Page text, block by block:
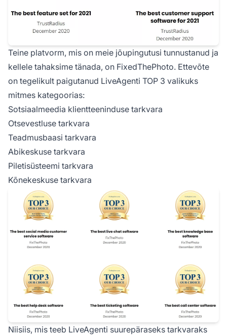
Teine platvorm, mis on meie jõupingutusi tunnustanud ja
kellele tahaksime tänada, on FixedThePhoto. Ettevõte
on tegelikult paigutanud LiveAgenti TOP 3 valikuks
mitmes kategoorias:
Sotsiaalmeedia klientteeninduse tarkvara
Otsevestluse tarkvara
Teadmusbaasi tarkvara
Abikeskuse tarkvara
Piletisüsteemi tarkvara
Kõnekeskuse tarkvara
Niisiis, mis teeb LiveAgenti suurepäraseks tarkvaraks